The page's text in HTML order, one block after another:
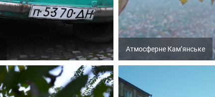
Атмосферне Кам’янське